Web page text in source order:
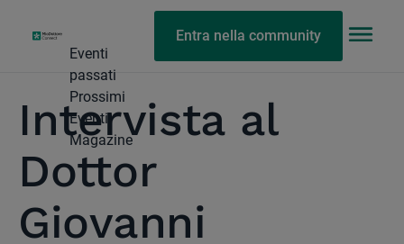
Eventi
passati
Prossimi
Eventi
Magazine
Entra nella community
Intervista al
Dottor
Giovanni